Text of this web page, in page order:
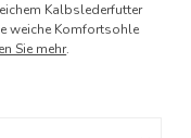
Kalbslederfutter
weiche Komfortsohle
Sie mehr.